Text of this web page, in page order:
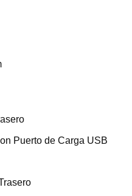
Puerto de Carga USB